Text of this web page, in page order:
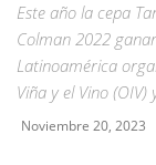
Este año la cepa
Colman 2022
Latinoamérica
Viña y el Vino
Noviembre 20, 2023